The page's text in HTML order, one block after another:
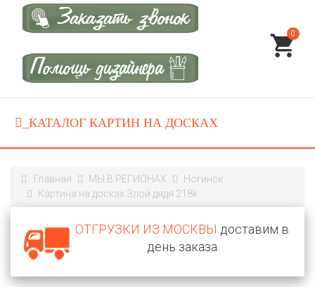
0
Главная МЫ В РЕГИОНАХ
Ногинск
Картина на досках Злой дядя 218k
ОТГРУЗКИ ИЗ МОСКВЫ доставим в
день заказа